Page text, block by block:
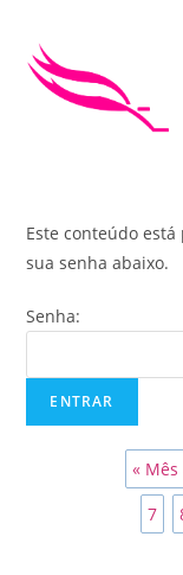
content
Este conteúdo
sua senha abaixo.
Senha:
«
7